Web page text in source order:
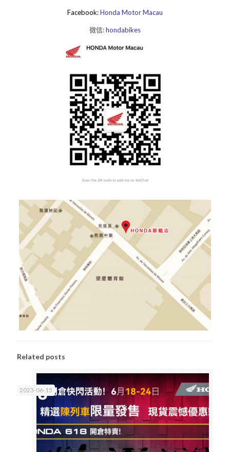
Facebook:Honda Motor Macau
微信:hondabikes
Related posts
2023-06-15